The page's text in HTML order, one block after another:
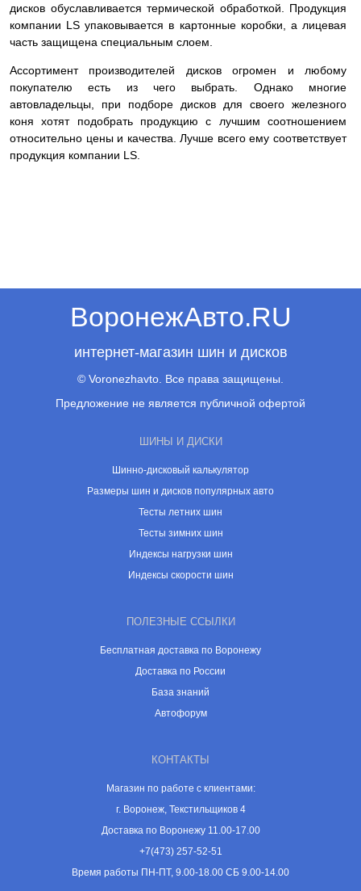
дисков обуславливается термической обработкой. Продукция
компании LS упаковывается в картонные коробки, а лицевая
часть защищена специальным слоем.
Ассортимент производителей дисков огромен и любому
покупателю есть из чего выбрать. Однако многие
автовладельцы, при подборе дисков для своего железного
коня хотят подобрать продукцию с лучшим соотношением
относительно цены и качества. Лучше всего ему соответствует
продукция компании LS.
ВоронежАвто.RU
интернет-магазин шин и дисков
© Voronezhavto. Все права защищены.
Предложение не является публичной офертой
ШИНЫ И ДИСКИ
Шинно-дисковый калькулятор
Размеры шин и дисков популярных авто
Тесты летних шин
Тесты зимних шин
Индексы нагрузки шин
Индексы скорости шин
ПОЛЕЗНЫЕ ССЫЛКИ
Бесплатная доставка по Воронежу
Доставка по России
База знаний
Автофорум
КОНТАКТЫ
Магазин по работе с клиентами:
г. Воронеж, Текстильщиков 4
Доставка по Воронежу 11.00-17.00
+7(473) 257-52-51
Время работы ПН-ПТ, 9.00-18.00 СБ 9.00-14.00